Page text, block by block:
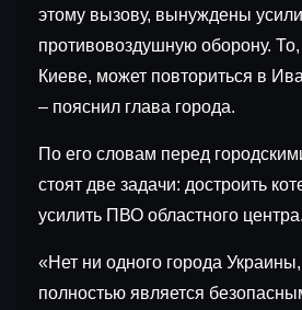
этому вызову, вынуждены
противовоздушную оборону. То,
Киеве, может повториться в
– пояснил глава города.
По его словам перед
стоят две задачи: достроить
усилить ПВО областного центра.
«Нет ни одного города
полностью является